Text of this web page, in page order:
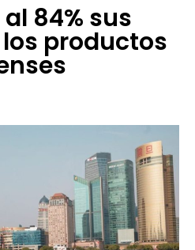
84% sus
productos